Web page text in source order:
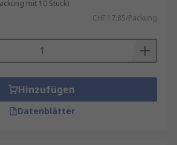
Aspekte:
in feuchter oder chemisch
ist eine
aus widerstandsfähigen
Metall oder Silikon zu
mit 10 Stück)
CHF.17.85/Packung
Hinzufügen
Datenblätter